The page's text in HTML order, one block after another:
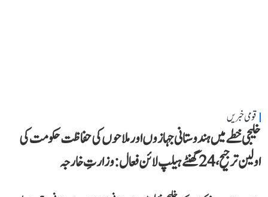
قومی خبریں
خلیجی خطے میں ہندوستانی جہازوں اور ملاحوں کی حفاظت حکومت کی
اولین ترجیح، 24 گھنٹے ہیلپ لائن فعال: وزارتِ خارجہ